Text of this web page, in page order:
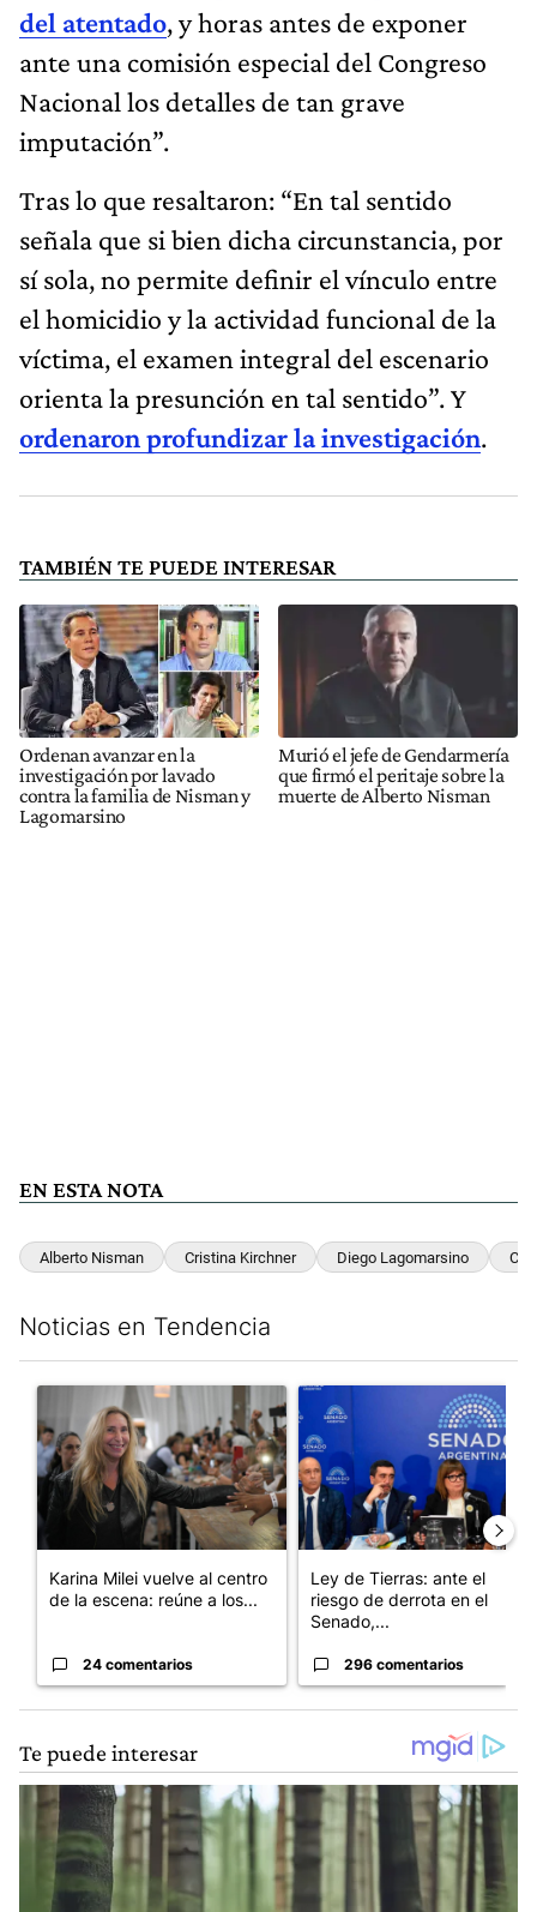
del atentado, y horas antes de exponer
ante una comisión especial del Congreso
Nacional los detalles de tan grave
imputación”.
Tras lo que resaltaron: “En tal sentido
señala que si bien dicha circunstancia, por
sí sola, no permite definir el vínculo entre
el homicidio y la actividad funcional de la
víctima, el examen integral del escenario
orienta la presunción en tal sentido”. Y
ordenaron profundizar la investigación.
TAMBIÉN TE PUEDE INTERESAR
Ordenan avanzar en la
investigación por lavado
contra la familia de Nisman y
Lagomarsino
Murió el jefe de Gendarmería
que firmó el peritaje sobre la
muerte de Alberto Nisman
EN ESTA NOTA
Alberto Nisman Cristina Kirchner Diego Lagomarsino
Noticias en Tendencia
Un artículo de tendencia con el título "Karina Milei vuelve al
Karina Milei vuelve al centro
de la escena: reúne a los...
24 comentarios
Un artículo de tendencia con
Ley de Tierras: ante el
riesgo de derrota en el
Senado,...
296 comentarios